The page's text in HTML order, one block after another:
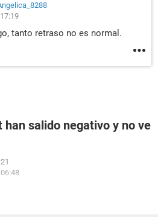
tanto retraso no es normal.
han salido negativo y no ve